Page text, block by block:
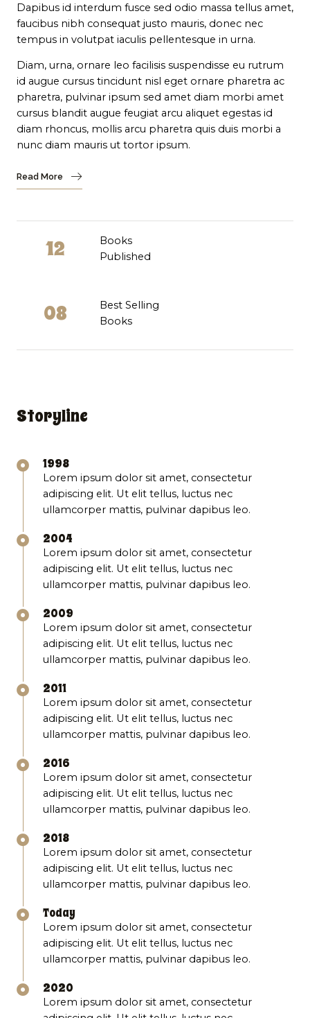
Dapibus id interdum fusce sed odio massa tellus amet,
faucibus nibh consequat justo mauris, donec nec
tempus in volutpat iaculis pellentesque in urna.
Diam, urna, ornare leo facilisis suspendisse eu rutrum
id augue cursus tincidunt nisl eget ornare pharetra ac
pharetra, pulvinar ipsum sed amet diam morbi amet
cursus blandit augue feugiat arcu aliquet egestas id
diam rhoncus, mollis arcu pharetra quis duis morbi a
nunc diam mauris ut tortor ipsum.
Read More
12
Books
Published
08
Best Selling
Books
Storyline
1998
Lorem ipsum dolor sit amet, consectetur
adipiscing elit. Ut elit tellus, luctus nec
ullamcorper mattis, pulvinar dapibus leo.
2004
Lorem ipsum dolor sit amet, consectetur
adipiscing elit. Ut elit tellus, luctus nec
ullamcorper mattis, pulvinar dapibus leo.
2009
Lorem ipsum dolor sit amet, consectetur
adipiscing elit. Ut elit tellus, luctus nec
ullamcorper mattis, pulvinar dapibus leo.
2011
Lorem ipsum dolor sit amet, consectetur
adipiscing elit. Ut elit tellus, luctus nec
ullamcorper mattis, pulvinar dapibus leo.
2016
Lorem ipsum dolor sit amet, consectetur
adipiscing elit. Ut elit tellus, luctus nec
ullamcorper mattis, pulvinar dapibus leo.
2018
Lorem ipsum dolor sit amet, consectetur
adipiscing elit. Ut elit tellus, luctus nec
ullamcorper mattis, pulvinar dapibus leo.
Today
Lorem ipsum dolor sit amet, consectetur
adipiscing elit. Ut elit tellus, luctus nec
ullamcorper mattis, pulvinar dapibus leo.
2020
Lorem ipsum dolor sit amet, consectetur